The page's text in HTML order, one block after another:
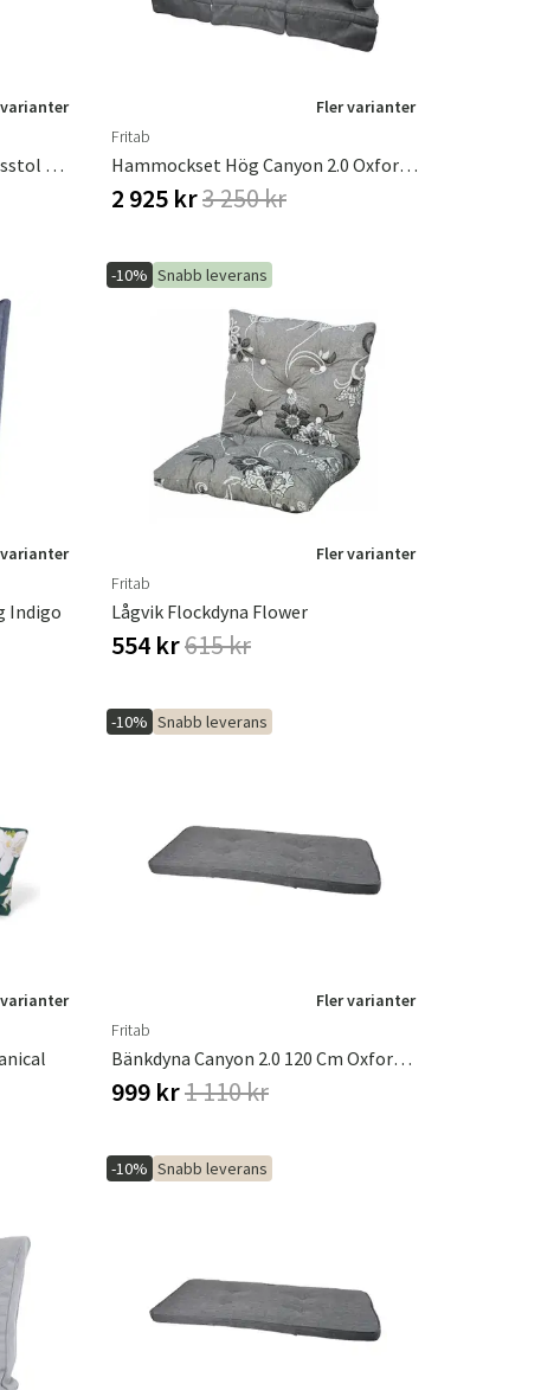
Dyna Canyon 2.0 Till Positionsstol Oxfordgrå
Fler varianter
Fritab
Hammockset Hög Canyon 2.0 Oxfordgrå
2 925 kr3 250 kr
Indigo
-10% Snabb leverans
Fler varianter
Fritab
Lågvik Flockdyna Flower
554 kr615 kr
-10% Snabb leverans
Fler varianter
Fritab
Bänkdyna Canyon 2.0 120 Cm Oxfordgrå
999 kr1 110 kr
-10% Snabb leverans